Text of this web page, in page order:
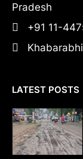
Pradesh
+91 11-
LATEST POSTS